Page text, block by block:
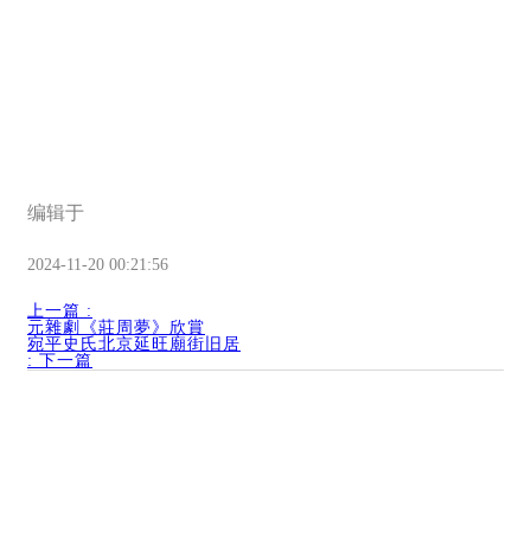
编辑于
2024-11-20 00:21:56
上一篇 :
元雜劇《莊周夢》欣賞
宛平史氏北京延旺廟街旧居
: 下一篇